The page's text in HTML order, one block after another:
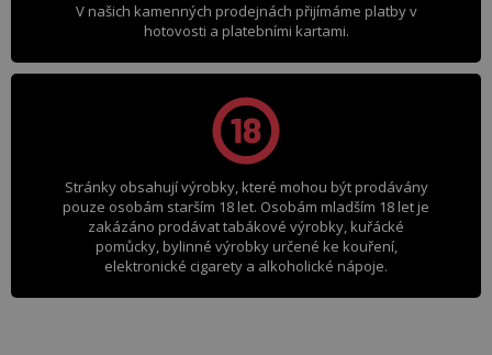
V našich kamenných prodejnách přijímáme platby v
hotovosti a platebními kartami.
Stránky obsahují výrobky, které mohou být prodávány
pouze osobám starším 18 let. Osobám mladším 18 let je
zakázáno prodávat tabákové výrobky, kuřácké
pomůcky, bylinné výrobky určené ke kouření,
elektronické cigarety a alkoholické nápoje.